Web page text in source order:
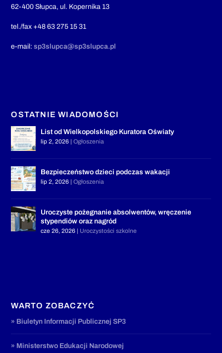
62-400 Słupca, ul. Kopernika 13
tel./fax +48 63 275 15 31
e-mail:sp3slupca@sp3slupca.pl
OSTATNIE WIADOMOŚCI
List od Wielkopolskiego Kuratora Oświaty
lip 2, 2026 |Ogłoszenia
Bezpieczeństwo dzieci podczas wakacji
lip 2, 2026 |Ogłoszenia
Uroczyste pożegnanie absolwentów, wręczenie
stypendiów oraz nagród
cze 26, 2026 | Uroczystości szkolne
WARTO ZOBACZYĆ
» Biuletyn Informacji Publicznej SP3
» Ministerstwo Edukacji Narodowej